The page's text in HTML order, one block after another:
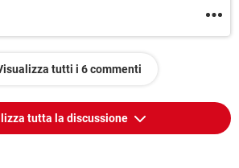
tutti i 6 commenti
tutta la discussione